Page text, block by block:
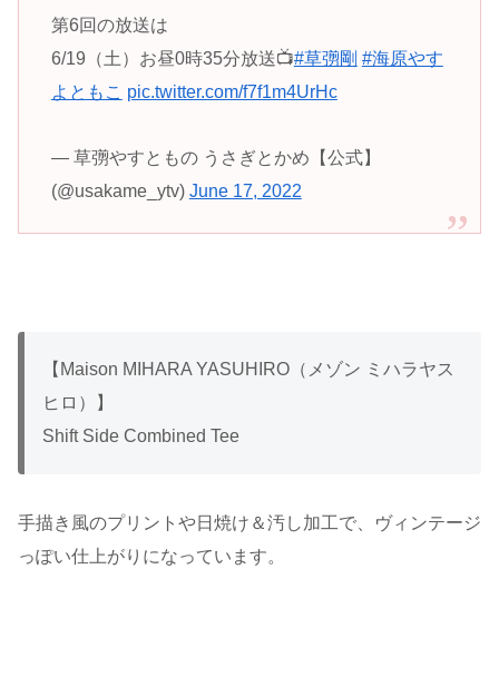
第6回の放送は
6/19（土）お昼0時35分放送📺#草彅剛 #海原やす
よともこ pic.twitter.com/f7f1m4UrHc
— 草彅やすともの うさぎとかめ【公式】
(@usakame_ytv) June 17, 2022
【Maison MIHARA YASUHIRO（メゾン ミハラヤス
ヒロ）】
Shift Side Combined Tee
手描き風のプリントや日焼け＆汚し加工で、ヴィンテージ
っぽい仕上がりになっています。